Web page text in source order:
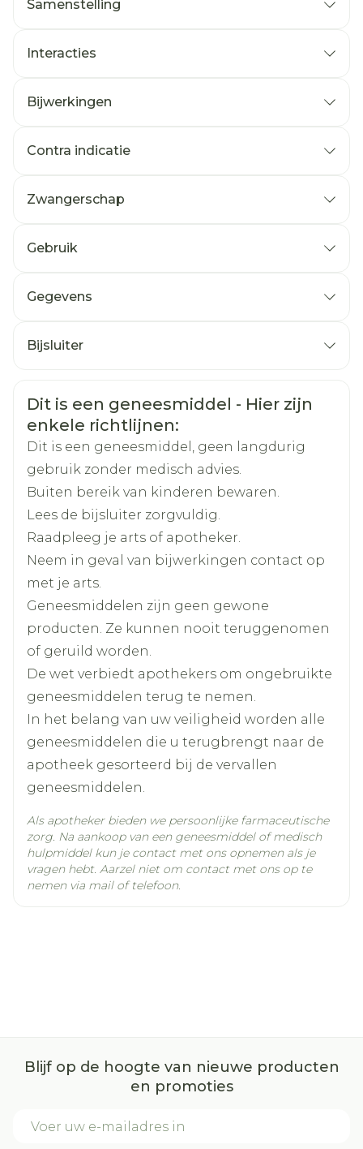
Samenstelling
Interacties
Bijwerkingen
hoofdpijn (inclusief migraine)
stemmingswisselingen, depressie
veranderingen in de zin in seks
nervositeit, licht gevoel in het hoofd,
duizeligheid
misselijkheid, braken, buikpijn
menstruatiebloeding
gewichtsveranderingen (verzwaren of
vaginale ontsteking inclusief
Contra indicatie
Zwangerschap
Gebruik
Gegevens
Merken Exeltis Hc
Breedte 68 mm
Lengte
Diepte 53 mm
Ingrediënten
levonorgestrel, placebo
Behoud
Kamertemperatuur (15°C -
25°C)
Bijsluiter
Veiligheidsinformatie
Dit is een geneesmiddel - Hier zijn
enkele richtlijnen:
Dit is een geneesmiddel, geen langdurig
gebruik zonder medisch advies.
Buiten bereik van kinderen bewaren.
Lees de bijsluiter zorgvuldig.
Raadpleeg je arts of apotheker.
Neem in geval van bijwerkingen contact op
met je arts.
Geneesmiddelen zijn geen gewone
producten. Ze kunnen nooit teruggenomen
of geruild worden.
De wet verbiedt apothekers om ongebruikte
geneesmiddelen terug te nemen.
In het belang van uw veiligheid worden alle
geneesmiddelen die u terugbrengt naar de
apotheek gesorteerd bij de vervallen
geneesmiddelen.
Als apotheker bieden we persoonlijke farmaceutische
zorg. Na aankoop van een geneesmiddel of medisch
hulpmiddel kun je contact met ons opnemen als je
vragen hebt. Aarzel niet om contact met ons op te
nemen via mail of telefoon.
Blijf op de hoogte van nieuwe producten
en promoties